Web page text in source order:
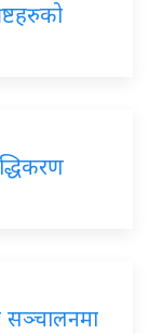
सञ्चालनमा